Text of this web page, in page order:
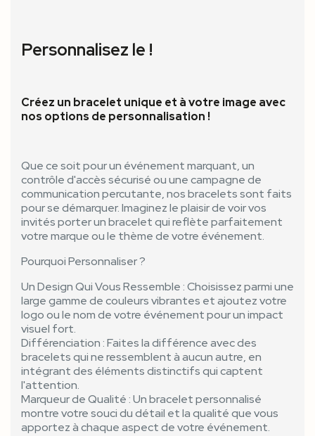
Personnalisez le !
Créez un bracelet unique et à votre image avec
nos options de personnalisation !
Que ce soit pour un événement marquant, un
contrôle d'accès sécurisé ou une campagne de
communication percutante, nos bracelets sont faits
pour se démarquer. Imaginez le plaisir de voir vos
invités porter un bracelet qui reflète parfaitement
votre marque ou le thème de votre événement.
Pourquoi Personnaliser ?
Un Design Qui Vous Ressemble : Choisissez parmi une
large gamme de couleurs vibrantes et ajoutez votre
logo ou le nom de votre événement pour un impact
visuel fort.
Différenciation : Faites la différence avec des
bracelets qui ne ressemblent à aucun autre, en
intégrant des éléments distinctifs qui captent
l'attention.
Marqueur de Qualité : Un bracelet personnalisé
montre votre souci du détail et la qualité que vous
apportez à chaque aspect de votre événement.